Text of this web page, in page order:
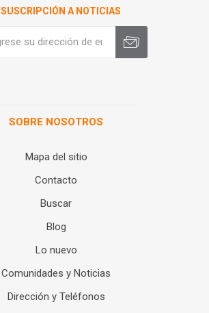
SUSCRIPCIÓN A NOTICIAS
SOBRE NOSOTROS
Mapa del sitio
Contacto
Buscar
Blog
Lo nuevo
Comunidades y Noticias
Dirección y Teléfonos